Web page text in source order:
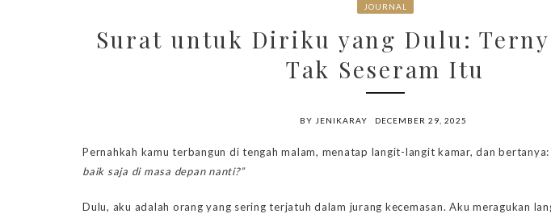
JOURNAL
Surat untuk Diriku yang Dulu:
Tak Seseram Itu
BY JENIKARAY DECEMBER 29, 2025
Pernahkah kamu terbangun di tengah malam, menatap langit-langit kamar, dan bertanya:
baik saja di masa depan nanti?”
Dulu, aku adalah orang yang sering terjatuh dalam jurang kecemasan. Aku meragukan